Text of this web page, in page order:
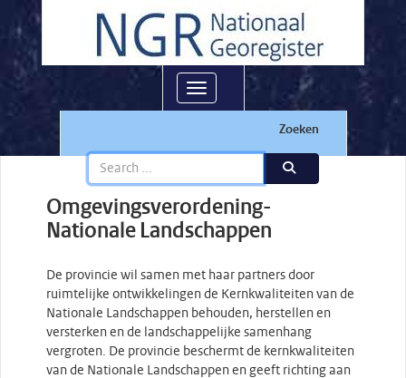
Toggle navigation
Zoeken
Omgevingsverordening-
Nationale Landschappen
De provincie wil samen met haar partners door
ruimtelijke ontwikkelingen de Kernkwaliteiten van de
Nationale Landschappen behouden, herstellen en
versterken en de landschappelijke samenhang
vergroten. De provincie beschermt de kernkwaliteiten
van de Nationale Landschappen en geeft richting aan